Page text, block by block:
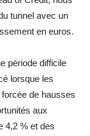
tunnel avec un
en euros.
période difficile
lorsque les
de hausses
aux
4,2 % et des